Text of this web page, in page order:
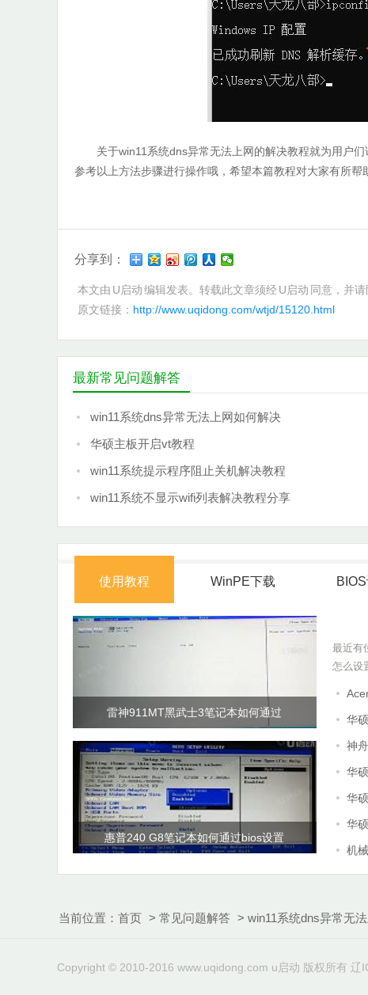
关于win11系统dns异常无法上网的解决教程就为用户们
参考以上方法步骤进行操作哦，希望本篇教程对大家有所帮
分享到：
本文由 U启动编辑发表。转载此文章须经U启动 同意，并
原文链接： http://www.uqidong.com/wtjd/15120.html
最新常见问题解答
win11系统dns异常无法上网如何解决
华硕主板开启vt教程
win11系统提示程序阻止关机解决教程
win11系统不显示wifi列表解决教程分享
使用教程 WinPE下载
雷神911MT黑武士3笔记本如何通过
惠普240 G8笔记本如何通过bios设置
最近有
怎么设
华
神
华
华
华
机
当前位置： 首页 > 常见问题解答 > win11系统dns异常无
Copyright © 2010-2016 www.uqidong.com u启动 版权所有 辽